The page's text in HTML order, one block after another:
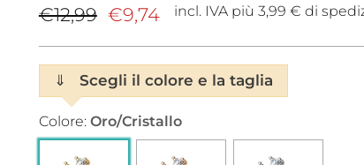
Prezzo
listino
€12,99 €9,74 incl. IVA più 3,99 € di
⇓ Scegli il colore e la taglia
Colore: Oro/Cristallo